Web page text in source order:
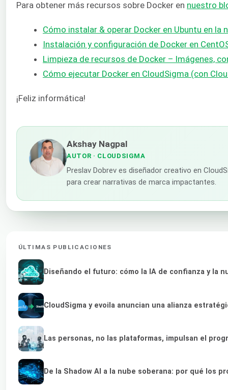
Para obtener más recursos sobre Docker en nuestro
Cómo instalar & operar Docker en Ubuntu en la
Instalación y configuración de Docker en
Limpieza de recursos de Docker – Imágenes,
Cómo ejecutar Docker en CloudSigma (con
¡Feliz informática!
Akshay Nagpal
AUTOR · CLOUDSIGMA
Preslav Dobrev es diseñador creativo en
para crear narrativas de marca impactantes.
ÚLTIMAS PUBLICACIONES
Diseñando el futuro: cómo la IA de confianza y la
CloudSigma y evoila anuncian una alianza
Las personas, no las plataformas, impulsan el
De la Shadow AI a la nube soberana: por qué los